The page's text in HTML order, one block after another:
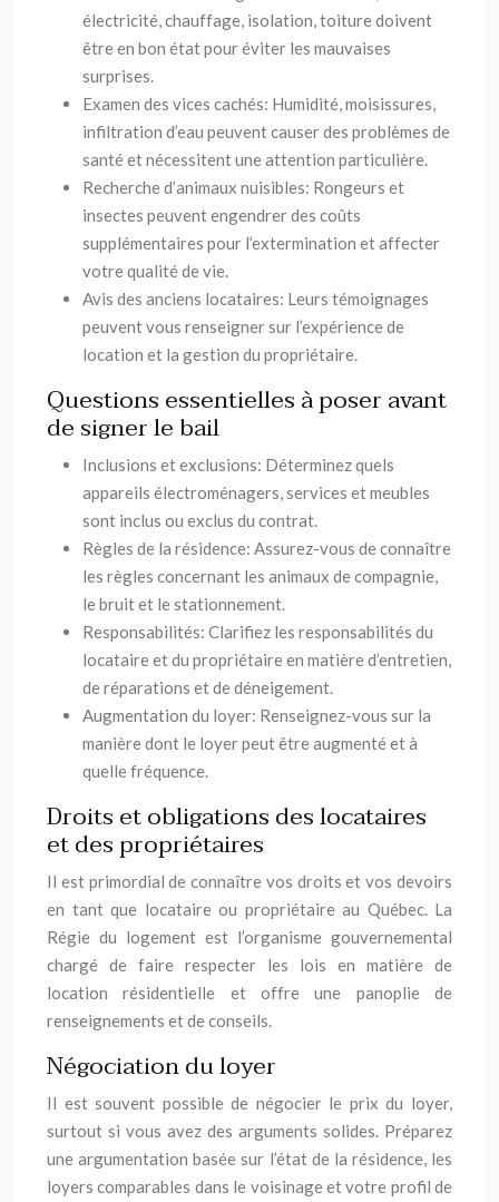
électricité, chauffage, isolation, toiture doivent
être en bon état pour éviter les mauvaises
surprises.
Examen des vices cachés: Humidité, moisissures,
infiltration d’eau peuvent causer des problèmes de
santé et nécessitent une attention particulière.
Recherche d’animaux nuisibles: Rongeurs et
insectes peuvent engendrer des coûts
supplémentaires pour l’extermination et affecter
votre qualité de vie.
Avis des anciens locataires: Leurs témoignages
peuvent vous renseigner sur l’expérience de
location et la gestion du propriétaire.
Questions essentielles à poser avant
de signer le bail
Inclusions et exclusions: Déterminez quels
appareils électroménagers, services et meubles
sont inclus ou exclus du contrat.
Règles de la résidence: Assurez-vous de connaître
les règles concernant les animaux de compagnie,
le bruit et le stationnement.
Responsabilités: Clarifiez les responsabilités du
locataire et du propriétaire en matière d’entretien,
de réparations et de déneigement.
Augmentation du loyer: Renseignez-vous sur la
manière dont le loyer peut être augmenté et à
quelle fréquence.
Droits et obligations des locataires
et des propriétaires
Il est primordial de connaître vos droits et vos devoirs
en tant que locataire ou propriétaire au Québec. La
Régie du logement est l’organisme gouvernemental
chargé de faire respecter les lois en matière de
location résidentielle et offre une panoplie de
renseignements et de conseils.
Négociation du loyer
Il est souvent possible de négocier le prix du loyer,
surtout si vous avez des arguments solides. Préparez
une argumentation basée sur l’état de la résidence, les
loyers comparables dans le voisinage et votre profil de